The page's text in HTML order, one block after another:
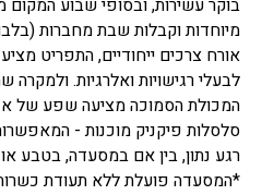
בוקר עשירות, ובסופי שבוע המקום
מיוחדות וקבלות שבת מחברות
אורח צרכים ייחודיים, התפריט
לבעלי רגישויות ואלרגיות.
המכולת הסמוכה מציעה שפע של
סלסלות פיקניק מוכנות -
רגע נתון, בין אם במסעדה, בטבע
*המסעדה פועלת ללא תעודת